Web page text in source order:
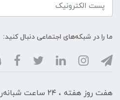
ما را در شبکه‌های اجتماعی دنبال کنید:
هفت روز هفته ، ۲۴